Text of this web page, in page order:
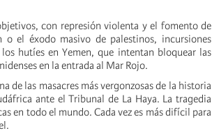
con represión violenta y el fomento de
o el éxodo masivo de palestinos, incursiones
hutíes en Yemen, que intentan bloquear las
en la entrada al Mar Rojo.
de las masacres más vergonzosas de la historia
ante el Tribunal de La Haya. La tragedia
en todo el mundo. Cada vez es más difícil para